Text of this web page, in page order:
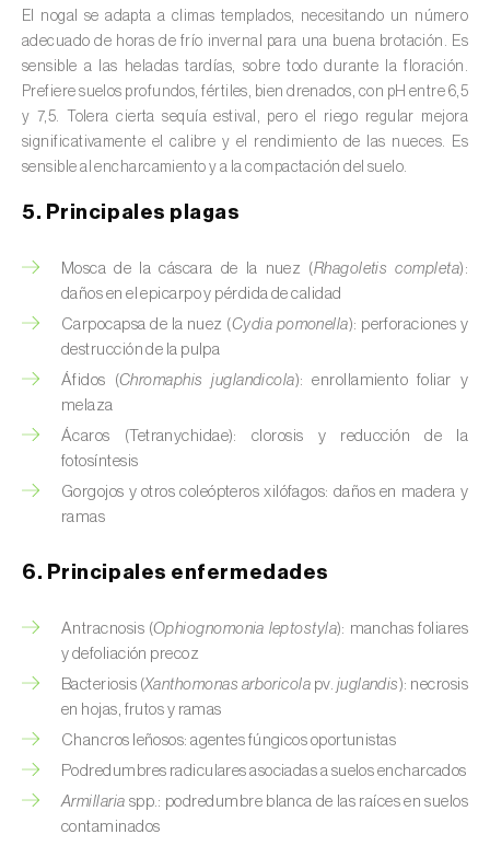
Begonia spp. )
Berenjena (Solanum melongena)
Berenjena africana (Solanum aethiopicum)
Berro ( Nasturtium officinale
Boj (Buxus sempervirens L.
Cacaotero (Theobroma cacao)
Cafeto (Coffea spp.)
Calabacín (
Calabaza (Cucurbita spp.)
Caña de azúcar (Saccharum spp.)
Carambola (Averrhoa carambola)
Carpe europeo (Carpinus betulus)
Castaño ( Castanea sativa)
Cebada ( Hordeum vulgare)
Cebolla (Allium cepa
El nogal se adapta a climas templados, necesitando un número
adecuado de horas de frío invernal para una buena brotación. Es
sensible a las heladas tardías, sobre todo durante la floración.
Prefiere suelos profundos, fértiles, bien drenados, con pH entre 6,5
y 7,5. Tolera cierta sequía estival, pero el riego regular mejora
significativamente el calibre y el rendimiento de las nueces. Es
sensible al encharcamiento y a la compactación del suelo.
5. Principales plagas
Mosca de la cáscara de la nuez (Rhagoletis completa):
daños en el epicarpo y pérdida de calidad
Carpocapsa de la nuez (Cydia pomonella): perforaciones y
destrucción de la pulpa
Áfidos (Chromaphis juglandicola): enrollamiento foliar y
melaza
Ácaros (Tetranychidae): clorosis y reducción de la
fotosíntesis
Gorgojos y otros coleópteros xilófagos: daños en madera y
ramas
6. Principales enfermedades
Antracnosis (Ophiognomonia leptostyla): manchas foliares
y defoliación precoz
Bacteriosis (Xanthomonas arboricola pv. juglandis ): necrosis
en hojas, frutos y ramas
Chancros leñosos: agentes fúngicos oportunistas
Podredumbres radiculares asociadas a suelos encharcados
Armillaria spp.: podredumbre blanca de las raíces en suelos
contaminados